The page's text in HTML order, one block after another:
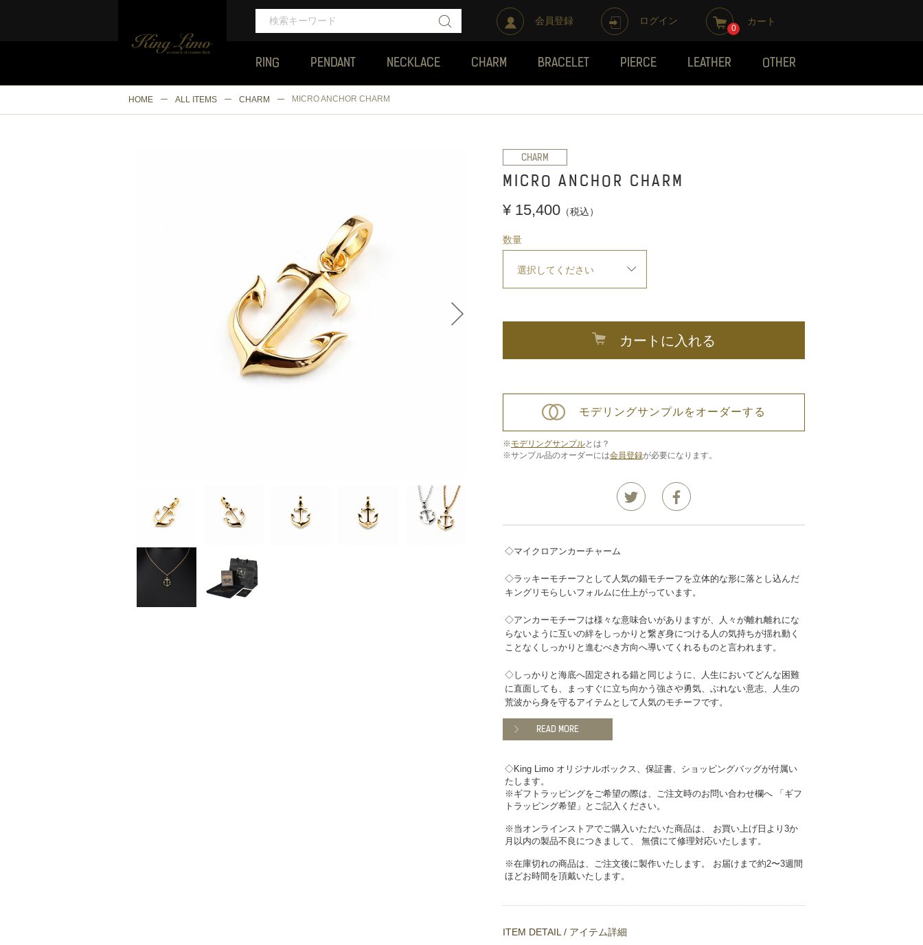
0
カート
会員登録 ログイン
RING PENDANT NECKLACE CHARM BRACELET PIERCE LEATHER OTHER
HOME ALL ITEMS CHARM MICRO ANCHOR CHARM
CHARM
MICRO ANCHOR CHARM
¥ 15,400 （税込）
数量
カートに入れる
モデリングサンプルをオーダーする
※モデリングサンプルとは？
※サンプル品のオーダーには会員登録が必要になります。
◇マイクロアンカーチャーム
◇ラッキーモチーフとして人気の錨モチーフを立体的な形に落とし込んだ
キングリモらしいフォルムに仕上がっています。
◇アンカーモチーフは様々な意味合いがありますが、人々が離れ離れにな
らないように互いの絆をしっかりと繋ぎ身につける人の気持ちが揺れ動く
ことなくしっかりと進むべき方向へ導いてくれるものと言われます。
◇しっかりと海底へ固定される錨と同じように、人生においてどんな困難
に直面しても、まっすぐに立ち向かう強さや勇気、ぶれない意志、人生の
荒波から身を守るアイテムとして人気のモチーフです。
READ MORE
◇King Limo オリジナルボックス、保証書、ショッピングバッグが付属い
たします。
※ギフトラッピングをご希望の際は、ご注文時のお問い合わせ欄へ 「ギフ
トラッピング希望」とご記入ください。
※当オンラインストアでご購入いただいた商品は、 お買い上げ日より3か
月以内の製品不良につきまして、 無償にて修理対応いたします。
※在庫切れの商品は、ご注文後に製作いたします。 お届けまで約2〜3週間
ほどお時間を頂戴いたします。
ITEM DETAIL / アイテム詳細